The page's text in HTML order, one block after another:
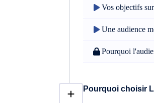
Vos objectifs
Une audience
Pourquoi
Pourquoi choisir